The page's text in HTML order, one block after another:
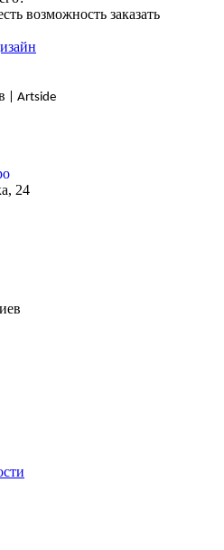
возможность заказать
| Artside
24